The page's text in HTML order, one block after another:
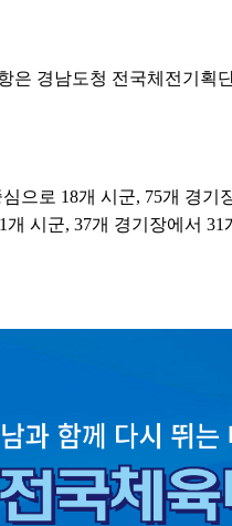
은 경남도청 전국체전기획
으로 18개 시군, 75개 경기
시군, 37개 경기장에서